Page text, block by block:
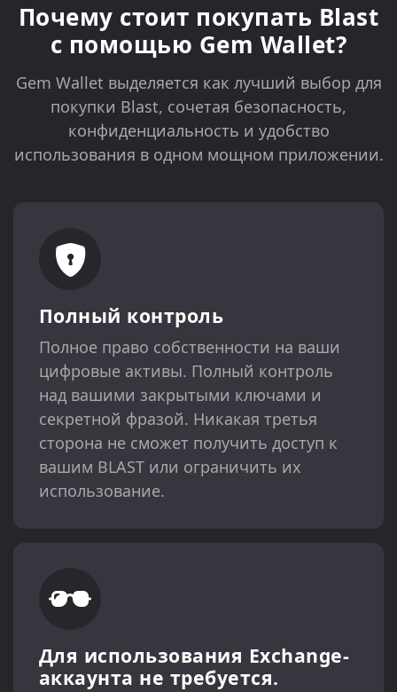
Почему стоит покупать Blast
с помощью Gem Wallet?
Gem Wallet выделяется как лучший выбор для
покупки Blast, сочетая безопасность,
конфиденциальность и удобство
использования в одном мощном приложении.
Полный контроль
Полное право собственности на ваши
цифровые активы. Полный контроль
над вашими закрытыми ключами и
секретной фразой. Никакая третья
сторона не сможет получить доступ к
вашим BLAST или ограничить их
использование.
Для использования Exchange-
аккаунта не требуется.